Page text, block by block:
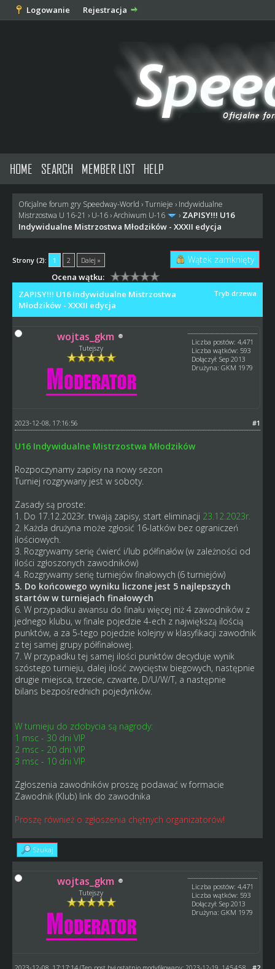
Logowanie Rejestracja
HOME SEARCH MEMBER LIST HELP
Oficjalne forum gry Speedway-World ›Turnieje › Indywidualne
Mistrzostwa U 16-21 › U-16›Archiwum U-16 › ZAPISY!!! U16
Indywidualne Mistrzostwa Młodzików - XXXII edycja
Strony (2): 1 2 Dalej » Wątek zamknięty
Ocena wątku:
Tryb drzewa
ZAPISY!!! U16 Indywidualne Mistrzostwa
Młodzików - XXXII edycja
wojtas_gkm
Tutejszy
Liczba postów: 4,471
Liczba wątków: 593
Dołączył: Sep 2013
Drużyna: GKM 1979
#1
2023-12-08, 17:16:56
U16 Indywidualne Mistrzostwa Młodzików
Rozpoczynamy zapisy na nowysezon
Turniej rozgrywany jest w soboty.
Zasady są proste:
1. Do 17.12.2023r. trwają zapisy, start eliminacji 23.12.2023r.
2. Każda drużyna może zgłosić 16-latków bez ograniczeń
ilościowych.
3. Rozgrywamy serię ćwierć i/lub półfinałów (w zależności od
ilości zgłoszonych zawodników)
4. Rozgrywamy serię turniejów finałowych (6 turniejów)
5. Do końcowego wyniku liczone jest 5 najlepszych
startów w turniejach finałowych
6. W przypadku awansu do finału więcej niż 4 zawodników z
jednego klubu, w finale pojedzie 4-ech z największą ilością
punktów, a za 5-tego pojedzie kolejny w klasyfikacji zawodnik
z tej samej grupy półfinałowej.
7. W przypadku tej samej ilości punktów decyduje wynik
szóstego turnieju, dalej ilość zwycięstw biegowych, następnie
drugie miejsca, trzecie, czwarte, D/U/W/T, a następnie
bilans bezpośrednich pojedynków.
W turnieju do zdobycia są nagrody:
1 msc - 30 dni VIP
2 msc - 20 dni VIP
3 msc - 10 dni VIP
Zgłoszenia zawodników proszę podawać w formacie
Zawodnik (Klub) link do zawodnika
Proszę również o zgłoszenia chętnych organizatorów!
Szukaj
wojtas_gkm
Tutejszy
Liczba postów: 4,471
Liczba wątków: 593
Dołączył: Sep 2013
Drużyna: GKM 1979